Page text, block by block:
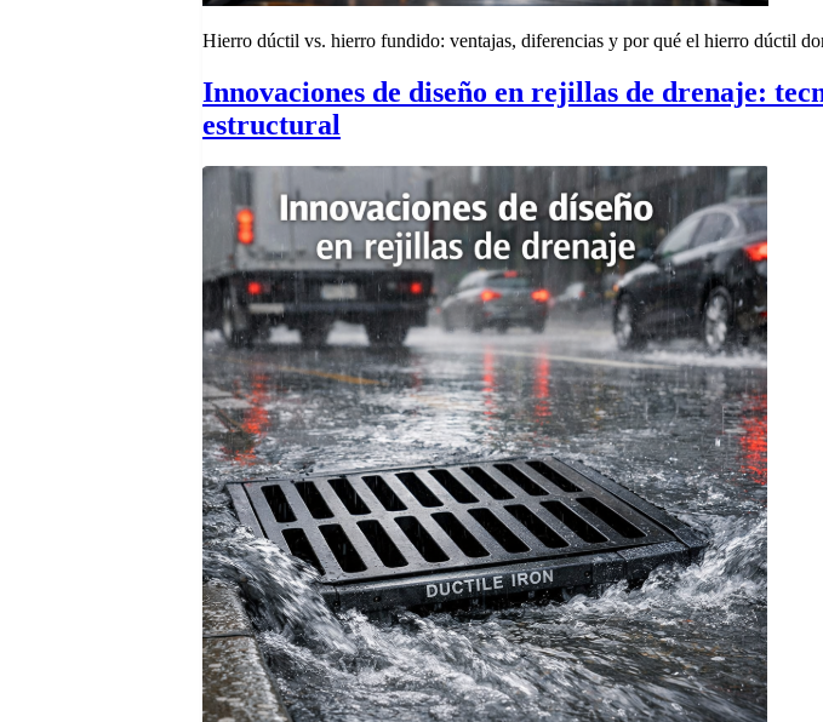
Hierro dúctil vs. hierro fundido: ventajas, diferencias y por qué el hierro dúctil
Innovaciones de diseño en rejillas de drenaje:
estructural